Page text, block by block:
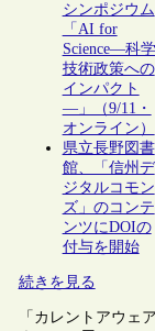
シンポジウム
「AI for
Science―科学
技術政策への
インパクト
―」（9/11・
オンライン）
県立長野図書
館、「信州デ
ジタルコモン
ズ」のコンテ
ンツにDOIの
付与を開始
続きを見る
「カレントアウェア